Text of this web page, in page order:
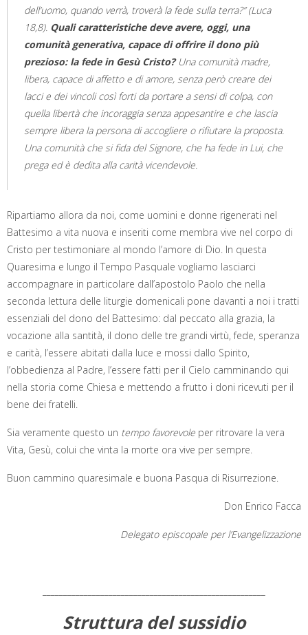
dell’uomo, quando verrà, troverà la fede sulla terra?” (Luca
18,8). Quali caratteristiche deve avere, oggi, una
comunità generativa, capace di offrire il dono più
prezioso: la fede in Gesù Cristo? Una comunità madre,
libera, capace di affetto e di amore, senza però creare dei
lacci e dei vincoli così forti da portare a sensi di colpa, con
quella libertà che incoraggia senza appesantire e che lascia
sempre libera la persona di accogliere o rifiutare la proposta.
Una comunità che si fida del Signore, che ha fede in Lui, che
prega ed è dedita alla carità vicendevole.
Ripartiamo allora da noi, come uomini e donne rigenerati nel
Battesimo a vita nuova e inseriti come membra vive nel corpo di
Cristo per testimoniare al mondo l’amore di Dio. In questa
Quaresima e lungo il Tempo Pasquale vogliamo lasciarci
accompagnare in particolare dall’apostolo Paolo che nella
seconda lettura delle liturgie domenicali pone davanti a noi i tratti
essenziali del dono del Battesimo: dal peccato alla grazia, la
vocazione alla santità, il dono delle tre grandi virtù, fede, speranza
e carità, l’essere abitati dalla luce e mossi dallo Spirito,
l’obbedienza al Padre, l’essere fatti per il Cielo camminando qui
nella storia come Chiesa e mettendo a frutto i doni ricevuti per il
bene dei fratelli.
Sia veramente questo un tempo favorevole per ritrovare la vera
Vita, Gesù, colui che vinta la morte ora vive per sempre.
Buon cammino quaresimale e buona Pasqua di Risurrezione.
Don Enrico Facca
Delegato episcopale per l’Evangelizzazione
Struttura del sussidio